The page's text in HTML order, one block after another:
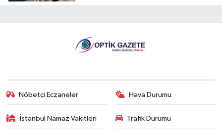
Nöbetçi Eczaneler Hava Durumu
İstanbul Namaz Vakitleri Trafik Durumu